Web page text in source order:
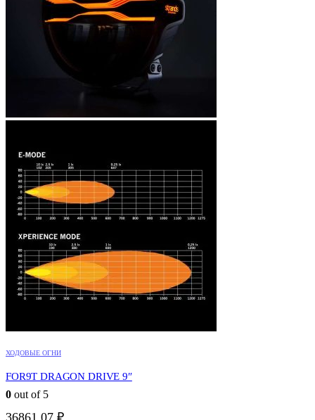
ХОДОВЫЕ ОГНИ
FOR9T DRAGON DRIVE 9″
0 out of 5
36861,07 ₽